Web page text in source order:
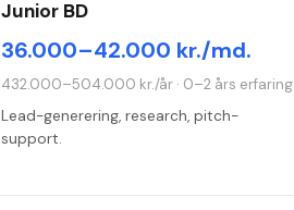
Junior BD
36.000–42.000 kr./md.
432.000–504.000 kr./år · 0–2 års erfaring
Lead-generering, research, pitch-
support.